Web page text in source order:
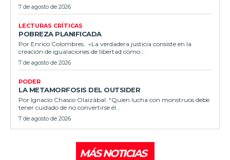
7 de agosto de 2026
LECTURAS CRÍTICAS
POBREZA PLANIFICADA
Por Enrico Colombres. «La verdadera justicia consiste en la
creación de igualaciones de libertad como...
7 de agosto de 2026
PODER
LA METAMORFOSIS DEL OUTSIDER
Por Ignacio Chasco Olaizábal. “Quien lucha con monstruos debe
tener cuidado de no convertirse él...
7 de agosto de 2026
MÁS NOTICIAS